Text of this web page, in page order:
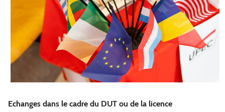
Echanges dans le cadre du DUT ou de la licence